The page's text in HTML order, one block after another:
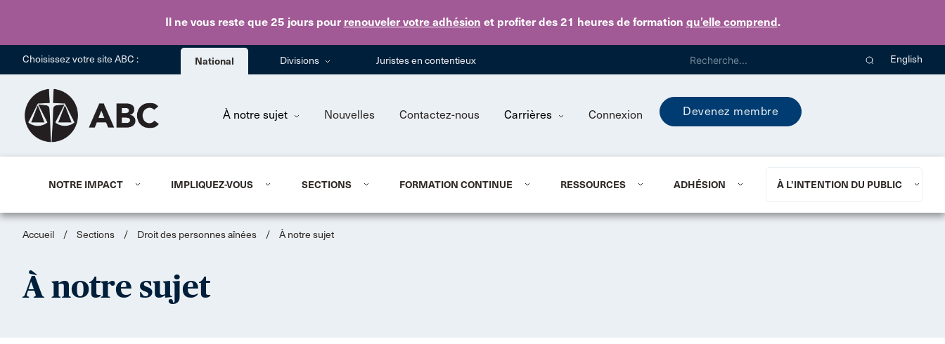
Il ne vous reste que 25 jourspour renouveler votre adhésion et profiter des 21 heures de formation qu’elle comprend.
Skip to main content
Choisissez votre site ABC : National Divisions Juristes en contentieux English
À notre sujet Nouvelles Contactez-nous Carrières Connexion Devenez membre
NOTRE IMPACT IMPLIQUEZ-VOUS SECTIONS FORMATION CONTINUE RESSOURCES ADHÉSION À L’INTENTION DU PUBLIC
Accueil / Sections / Droit des personnes aînées / À notre sujet
À notre sujet